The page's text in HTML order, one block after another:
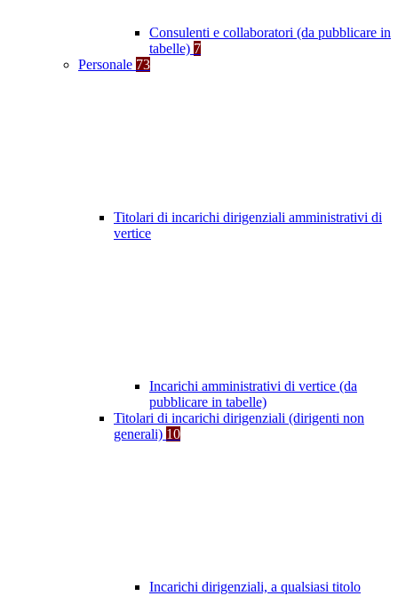
Consulenti e collaboratori (da pubblicare in
tabelle) 7
Personale 73
Titolari di incarichi dirigenziali amministrativi di
vertice
Incarichi amministrativi di vertice (da
pubblicare in tabelle)
Titolari di incarichi dirigenziali (dirigenti non
generali) 10
Incarichi dirigenziali, a qualsiasi titolo